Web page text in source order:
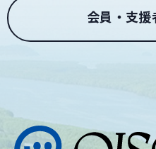
会員・支援